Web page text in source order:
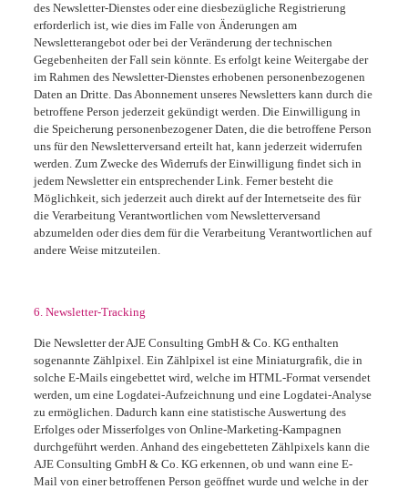
des Newsletter-Dienstes oder eine diesbezügliche Registrierung
erforderlich ist, wie dies im Falle von Änderungen am
Newsletterangebot oder bei der Veränderung der technischen
Gegebenheiten der Fall sein könnte. Es erfolgt keine Weitergabe der
im Rahmen des Newsletter-Dienstes erhobenen personenbezogenen
Daten an Dritte. Das Abonnement unseres Newsletters kann durch die
betroffene Person jederzeit gekündigt werden. Die Einwilligung in
die Speicherung personenbezogener Daten, die die betroffene Person
uns für den Newsletterversand erteilt hat, kann jederzeit widerrufen
werden. Zum Zwecke des Widerrufs der Einwilligung findet sich in
jedem Newsletter ein entsprechender Link. Ferner besteht die
Möglichkeit, sich jederzeit auch direkt auf der Internetseite des für
die Verarbeitung Verantwortlichen vom Newsletterversand
abzumelden oder dies dem für die Verarbeitung Verantwortlichen auf
andere Weise mitzuteilen.
6. Newsletter-Tracking
Die Newsletter der AJE Consulting GmbH & Co. KG enthalten
sogenannte Zählpixel. Ein Zählpixel ist eine Miniaturgrafik, die in
solche E-Mails eingebettet wird, welche im HTML-Format versendet
werden, um eine Logdatei-Aufzeichnung und eine Logdatei-Analyse
zu ermöglichen. Dadurch kann eine statistische Auswertung des
Erfolges oder Misserfolges von Online-Marketing-Kampagnen
durchgeführt werden. Anhand des eingebetteten Zählpixels kann die
AJE Consulting GmbH & Co. KG erkennen, ob und wann eine E-
Mail von einer betroffenen Person geöffnet wurde und welche in der